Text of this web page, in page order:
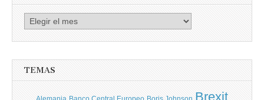
Archivo
TEMAS
Brexit